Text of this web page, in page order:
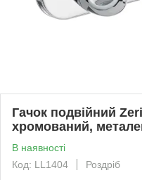
Гачок подвійний
хромований,
В наявності
Код: LL1404
Роздріб